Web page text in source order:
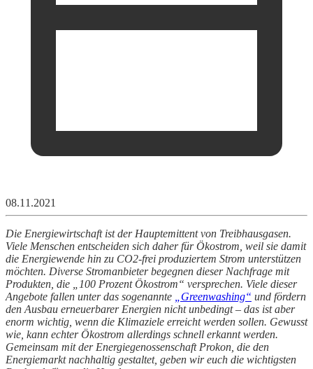
08.11.2021
Die Energiewirtschaft ist der Hauptemittent von Treibhausgasen.
Viele Menschen entscheiden sich daher für Ökostrom, weil sie damit
die Energiewende hin zu CO2-frei produziertem Strom unterstützen
möchten. Diverse Stromanbieter begegnen dieser Nachfrage mit
Produkten, die „100 Prozent Ökostrom“ versprechen. Viele dieser
Angebote fallen unter das sogenannte
„Greenwashing“ und fördern
den Ausbau erneuerbarer Energien nicht unbedingt – das ist aber
enorm wichtig, wenn die Klimaziele erreicht werden sollen. Gewusst
wie, kann echter Ökostrom allerdings schnell erkannt werden.
Gemeinsam mit der Energiegenossenschaft Prokon, die den
Energiemarkt nachhaltig gestaltet, geben wir euch die wichtigsten